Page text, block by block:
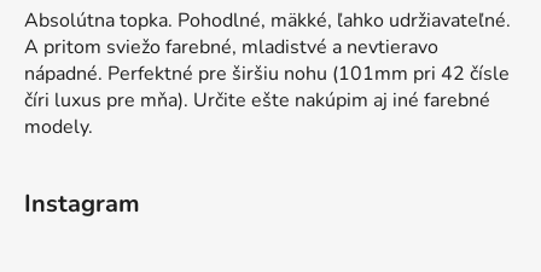
Absolútna topka. Pohodlné, mäkké, ľahko udržiavateľné.
A pritom sviežo farebné, mladistvé a nevtieravo
nápadné. Perfektné pre širšiu nohu (101mm pri 42 čísle
číri luxus pre mňa). Určite ešte nakúpim aj iné farebné
modely.
Instagram